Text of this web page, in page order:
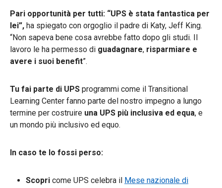
Pari opportunità per tutti: “UPS è stata fantastica per
lei”, ha spiegato con orgoglio il padre di Katy, Jeff King.
“Non sapeva bene cosa avrebbe fatto dopo gli studi. Il
lavoro le ha permesso di guadagnare, risparmiare e
avere i suoi benefit”.
Tu fai parte di UPS programmi come il Transitional
Learning Center fanno parte del nostro impegno a lungo
termine per costruire una UPS più inclusiva ed equa, e
un mondo più inclusivo ed equo.
In caso te lo fossi perso:
Scopri come UPS celebra il Mese nazionale di